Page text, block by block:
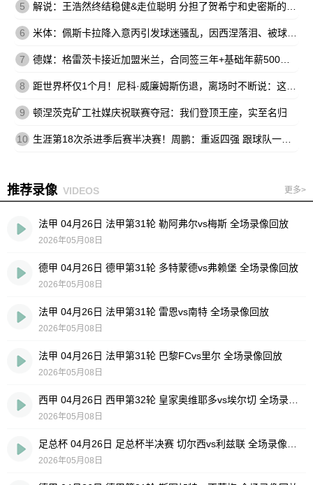
5 解说：王浩然终结稳健&走位聪明 分担了贺希宁和史密斯的进攻压力
6 米体：佩斯卡拉降入意丙引发球迷骚乱，因西涅落泪、被球迷嘘
7 德媒：格雷茨卡接近加盟米兰，合同签三年+基础年薪500万欧
8 距世界杯仅1个月！尼科·威廉姆斯伤退，离场时不断说：这不可能
9 顿涅茨克矿工社媒庆祝联赛夺冠：我们登顶王座，实至名归
10 生涯第18次杀进季后赛半决赛！周鹏：重返四强 跟球队一起拼到底
推荐录像 VIDEOS 更多>
法甲 04月26日 法甲第31轮 勒阿弗尔vs梅斯 全场录像回放
2026年05月08日
德甲 04月26日 德甲第31轮 多特蒙德vs弗赖堡 全场录像回放
2026年05月08日
法甲 04月26日 法甲第31轮 雷恩vs南特 全场录像回放
2026年05月08日
法甲 04月26日 法甲第31轮 巴黎FCvs里尔 全场录像回放
2026年05月08日
2026年05月08日
2026年05月08日